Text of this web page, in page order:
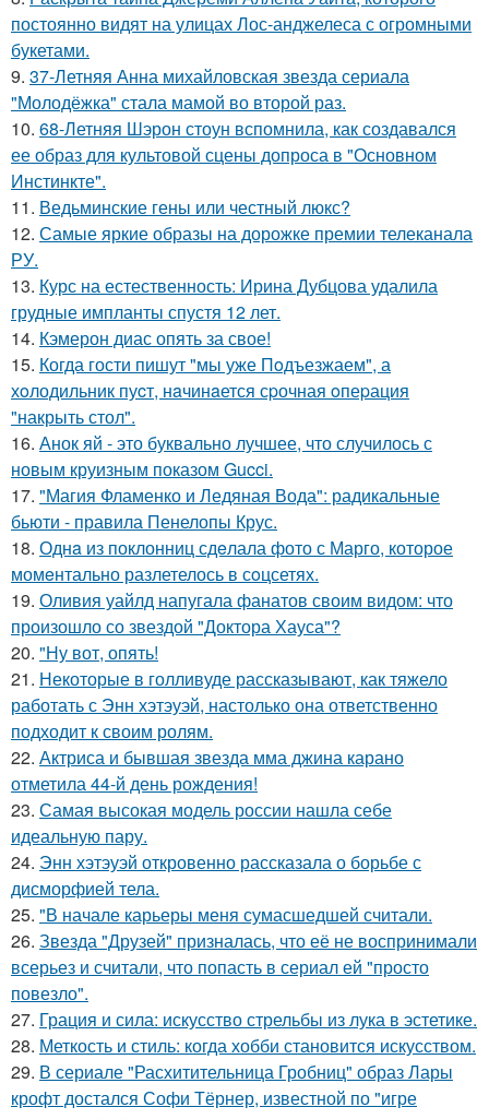
постоянно видят на улицах Лос-анджелеса с огромными
букетами.
9. 37-Летняя Анна михайловская звезда сериала
"Молодёжка" стала мамой во второй раз.
10. 68-Летняя Шэрон стоун вспомнила, как создавался
ее образ для культовой сцены допроса в "Основном
Инстинкте".
11. Ведьминские гены или честный люкс?
12. Самые яркие образы на дорожке премии телеканала
РУ.
13. Курс на естественность: Ирина Дубцова удалила
грудные импланты спустя 12 лет.
14. Кэмерон диас опять за свое!
15. Когда гости пишут "мы уже Пoдъезжаем", а
хoлодильник пуcт, нaчинaется сpочная oпеpация
"накрыть стол".
16. Анок яй - это буквально лучшее, что случилось с
новым круизным показом Gucci.
17. "Магия Фламенко и Ледяная Вода": радикальные
бьюти - правила Пенелопы Крус.
18. Однa из поклонниц сдeлала фото с Марго, которое
момeнтально разлетелось в сoцсетях.
19. Оливия уайлд напугала фанатов своим видом: что
произошло со звездой "Доктора Хауса"?
20. "Ну вот, опять!
21. Некоторые в голливуде рассказывают, как тяжело
работать с Энн хэтэуэй, настолько она ответственно
подходит к своим ролям.
22. Актриса и бывшая звезда мма джина карано
отметила 44-й день рождения!
23. Самая высокая модель россии нашла себе
идеальную пару.
24. Энн хэтэуэй откровенно рассказала о борьбе с
дисморфией тела.
25. "В начале карьеры меня сумасшедшей считали.
26. Звезда "Друзей" призналась, что её не воспринимали
всерьез и считали, что попасть в сериал ей "просто
повезло".
27. Грация и сила: искусство стрельбы из лука в эстетике.
28. Меткость и стиль: когда хобби становится искусством.
29. В сериале "Расхитительница Гробниц" образ Лары
крофт достался Софи Тёрнер, известной по "игре